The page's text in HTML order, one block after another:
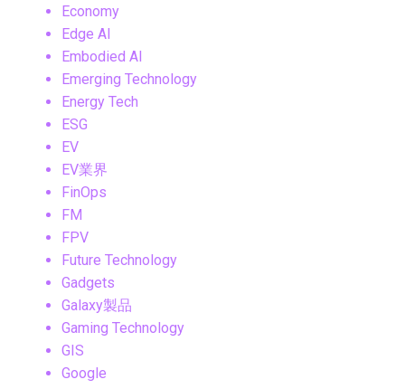
Economy
Edge AI
Embodied AI
Emerging Technology
Energy Tech
ESG
EV
EV業界
FinOps
FM
FPV
Future Technology
Gadgets
Galaxy製品
Gaming Technology
GIS
Google